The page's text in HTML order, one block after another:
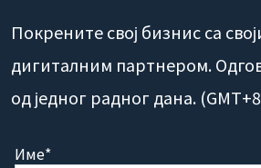
Покрените свој бизнис са
дигиталним партнером.
од једног радног дана.
Име*